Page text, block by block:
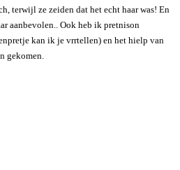
terwijl ze zeiden dat het echt haar was! En
aanbevolen.. Ook heb ik pretnison
kan ik je vrrtellen) en het hielp van
gekomen.